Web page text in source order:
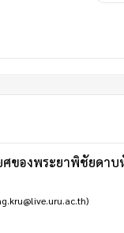
ศของพระยาพิชัยดา